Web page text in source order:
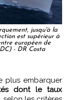
jusqu'à la
est supérieur à
européen de
- DR Costa
dont le taux